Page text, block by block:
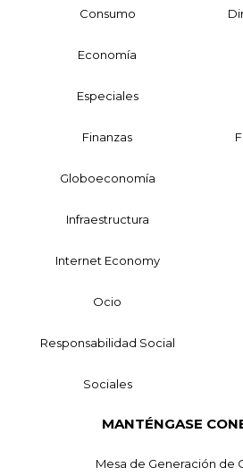
Consumo
Economía
Especiales
Finanzas
Globoeconomía
Infraestructura
Internet Economy
Ocio
Responsabilidad Social
Sociales
MANTÉNGASE
Mesa de Generación de